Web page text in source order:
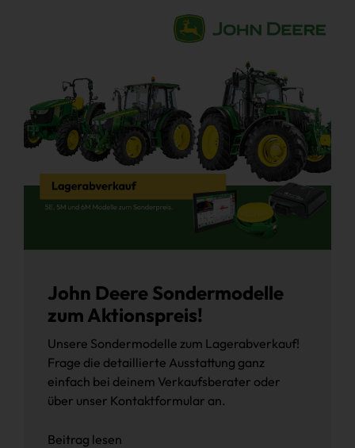
John Deere Sondermodelle
zum Aktionspreis!
Unsere Sondermodelle zum Lagerabverkauf!
Frage die detaillierte Ausstattung ganz
einfach bei deinem Verkaufsberater oder
über unser Kontaktformular an.
Beitrag lesen